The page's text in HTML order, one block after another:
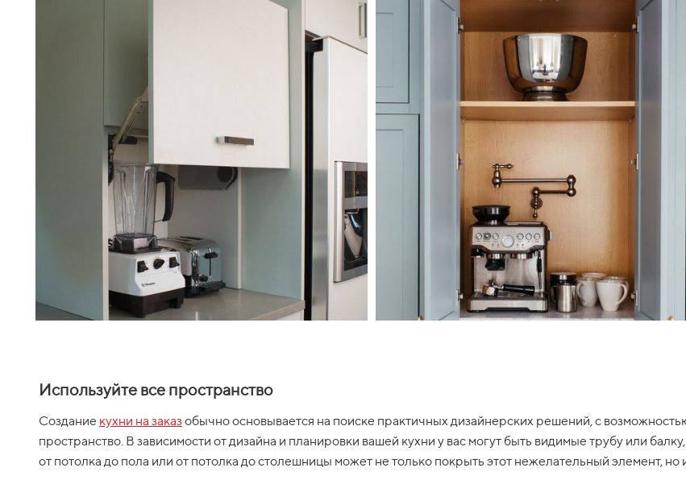
Используйте все пространство
Создание кухни на заказобычно основывается на поиске практичных дизайнерских решений, с
пространство. В зависимости от дизайна и планировки вашей кухни у вас могут быть видимые трубу или
от потолка до пола или от потолка до столешницы может не только покрыть этот нежелательный элемент,